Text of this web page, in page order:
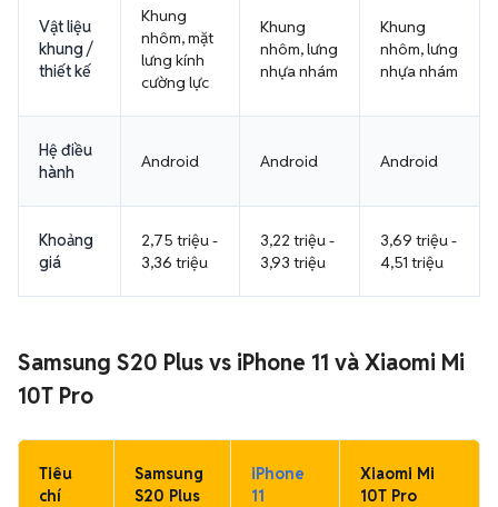
Vật liệu
khung /
thiết kế
Khung
nhôm, mặt
lưng kính
cường lực
Khung
nhôm, lưng
nhựa nhám
Khung
nhôm, lưng
nhựa nhám
Hệ điều
hành
Android Android Android
Khoảng
giá
2,75 triệu -
3,36 triệu
3,22 triệu -
3,93 triệu
3,69 triệu -
4,51 triệu
Samsung S20 Plus vs iPhone 11 và Xiaomi Mi
10T Pro
Tiêu
chí
Samsung
S20 Plus
iPhone
11
Xiaomi Mi
10T Pro